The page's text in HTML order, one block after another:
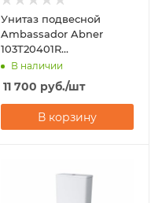
Унитаз подвесной
Ambassador Abner
103T20401R
(545х360х330)
горизонтальный выпуск
В наличии
11 700 руб./шт
В корзину